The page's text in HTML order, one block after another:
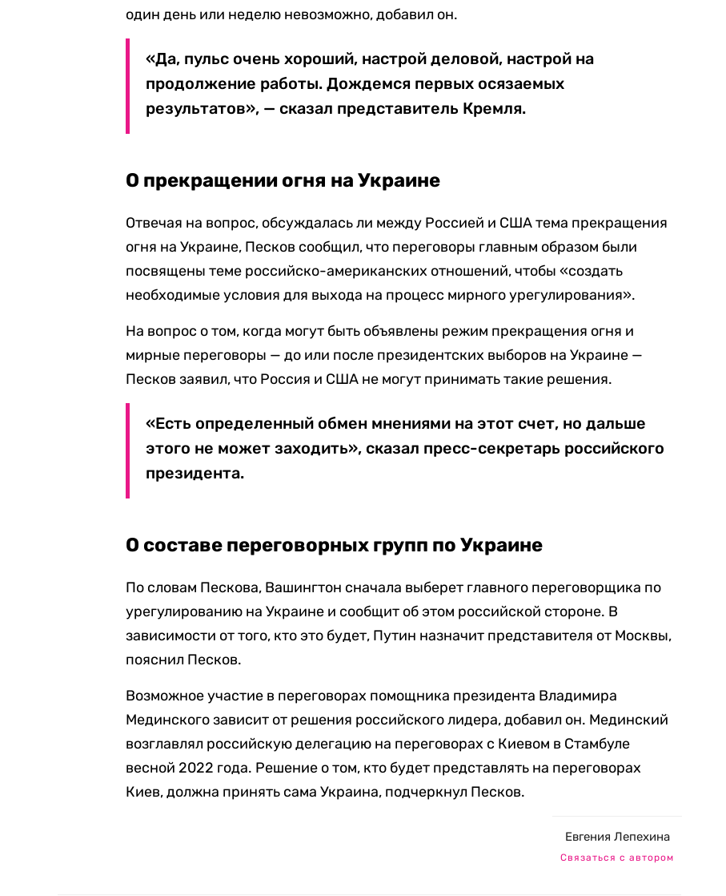
один день или неделю невозможно, добавил он.
«Да, пульс очень хороший, настрой деловой, настрой на
продолжение работы. Дождемся первых осязаемых
результатов», — сказал представитель Кремля.
О прекращении огня на Украине
Отвечая на вопрос, обсуждалась ли между Россией и США тема прекращения
огня на Украине, Песков сообщил, что переговоры главным образом были
посвящены теме российско-американских отношений, чтобы «создать
необходимые условия для выхода на процесс мирного урегулирования».
На вопрос о том, когда могут быть объявлены режим прекращения огня и
мирные переговоры — до или после президентских выборов на Украине —
Песков заявил, что Россия и США не могут принимать такие решения.
«Есть определенный обмен мнениями на этот счет, но дальше
этого не может заходить», сказал пресс-секретарь российского
президента.
О составе переговорных групп по Украине
По словам Пескова, Вашингтон сначала выберет главного переговорщика по
урегулированию на Украине и сообщит об этом российской стороне. В
зависимости от того, кто это будет, Путин назначит представителя от Москвы,
пояснил Песков.
Возможное участие в переговорах помощника президента Владимира
Мединского зависит от решения российского лидера, добавил он. Мединский
возглавлял российскую делегацию на переговорах с Киевом в Стамбуле
весной 2022 года. Решение о том, кто будет представлять на переговорах
Киев, должна принять сама Украина, подчеркнул Песков.
Евгения Лепехина
Связаться с автором